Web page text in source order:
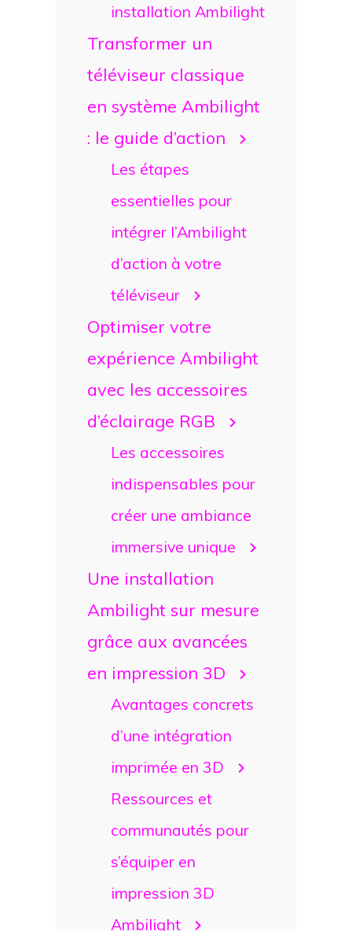
installation Ambilight
Transformer un
téléviseur classique
en système Ambilight
: le guide d’action
Les étapes
essentielles pour
intégrer l’Ambilight
d’action à votre
téléviseur
Optimiser votre
expérience Ambilight
avec les accessoires
d’éclairage RGB
Les accessoires
indispensables pour
créer une ambiance
immersive unique
Une installation
Ambilight sur mesure
grâce aux avancées
en impression 3D
Avantages concrets
d’une intégration
imprimée en 3D
Ressources et
communautés pour
s’équiper en
impression 3D
Ambilight